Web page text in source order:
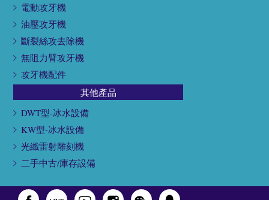
電動攻牙機
油壓攻牙機
斷裂絲攻去除機
無阻力臂攻牙機
攻牙機配件
其他產品
DWT型-冰水設備
KW型-冰水設備
光纖雷射雕刻機
二手中古/庫存設備